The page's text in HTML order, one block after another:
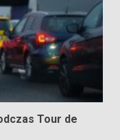
Tour de